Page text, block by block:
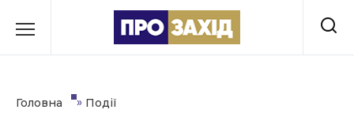
до
Головна » Події